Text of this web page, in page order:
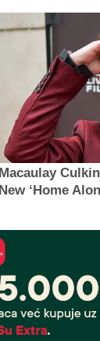
Macaulay
New ‘Home